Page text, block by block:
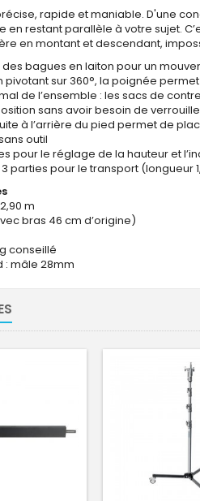
rapide et maniable. D'une
en restant parallèle à votre sujet.
en montant et descendant,
des bagues en laiton pour un
pivotant sur 360°, la poignée
de l’ensemble : les sacs de
sans avoir besoin de
à l’arrière du pied permet de
outil
pour le réglage de la hauteur et
parties pour le transport (longueur
m
bras 46 cm d’origine)
conseillé
: mâle 28mm